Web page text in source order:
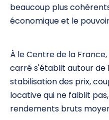
beaucoup plus
économique et le
À le Centre de la
carré s'établit autour de
stabilisation des prix,
locative qui ne faiblit
rendements bruts